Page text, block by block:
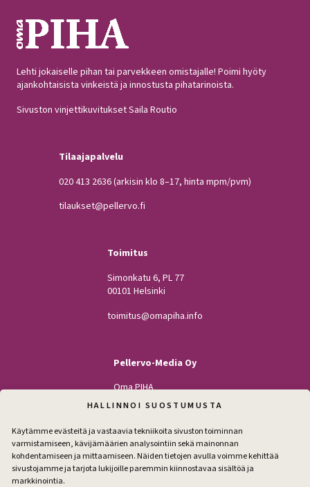
HALLINNOI SUOSTUMUSTA
Käytämme evästeitä ja vastaavia tekniikoita sivuston toiminnan
varmistamiseen, kävijämäärien analysointiin sekä mainonnan
kohdentamiseen ja mittaamiseen. Näiden tietojen avulla voimme kehittää
sivustojamme ja tarjota lukijoille paremmin kiinnostavaa sisältöä ja
markkinointia.
Lehti jokaiselle pihan tai parvekkeen omistajalle! Poimi hyöty
ajankohtaisista vinkeistä ja innostusta pihatarinoista.
Sivuston vinjettikuvitukset Saila Routio
Tilaajapalvelu
020 413 2636(arkisin klo 8–17, hinta mpm/pvm)
tilaukset@pellervo.fi
Toimitus
Simonkatu 6, PL 77
00101 Helsinki
toimitus@omapiha.info
Pellervo-Media Oy
Oma PIHA
Kodin Pellervo
Maatilan Pellervo